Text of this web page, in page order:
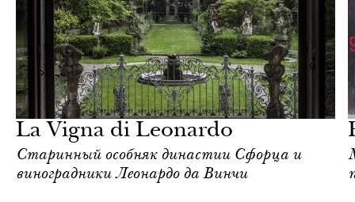
La Vigna di Leonardo
Старинный особняк династии Сфорца и
виноградники Леонардо да Винчи